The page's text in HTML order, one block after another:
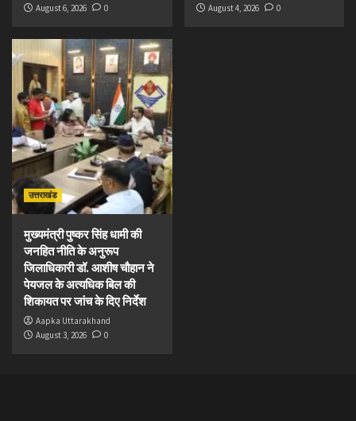
August 6, 2026
0
August 4, 2026
0
उत्तराखंड
मुख्यमंत्री पुष्कर सिंह धामी की
जनहित नीति के अनुरूप
जिलाधिकारी डॉ. आशीष चौहान ने
पेयजल के अत्यधिक बिल की
शिकायत पर जांच के दिए निर्देश
Aapka Uttarakhand
August 3, 2026
0